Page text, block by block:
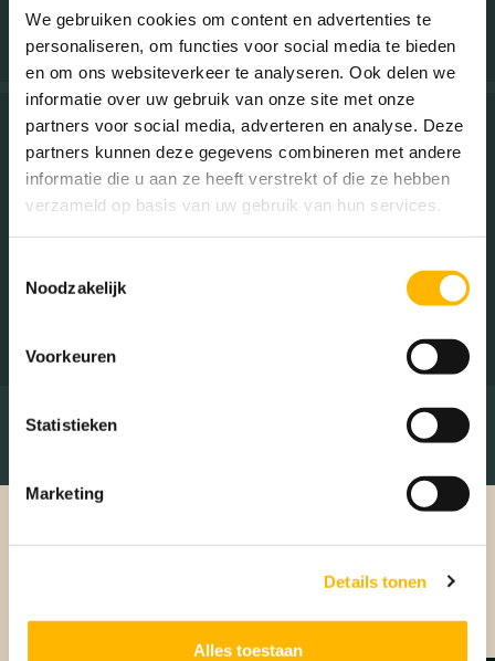
We gebruiken cookies om content en advertenties te
personaliseren, om functies voor social media te bieden
en om ons websiteverkeer te analyseren. Ook delen we
informatie over uw gebruik van onze site met onze
partners voor social media, adverteren en analyse. Deze
partners kunnen deze gegevens combineren met andere
informatie die u aan ze heeft verstrekt of die ze hebben
verzameld op basis van uw gebruik van hun services.
Noodzakelijk
Voorkeuren
Statistieken
Marketing
Details tonen
Alles toestaan
Verkoper Wielewaal 24
Nieuwegein
Erg vriendelijk ! En proberen echt het uiterste eruit te halen.
Alles wordt geregeld en met vragen altijd iemand